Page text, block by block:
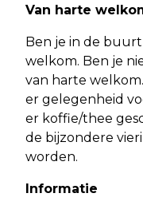
Van harte
Ben je in de
welkom. Ben je
van harte
er gelegenheid
er koffie/thee
de bijzondere
worden.
Informatie